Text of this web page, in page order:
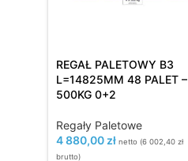
REGAŁ PALETOWY B3
L=14825MM 48 PALET –
500KG 0+2
Regały Paletowe
4 880,00 zł netto (6 002,40 zł
brutto)